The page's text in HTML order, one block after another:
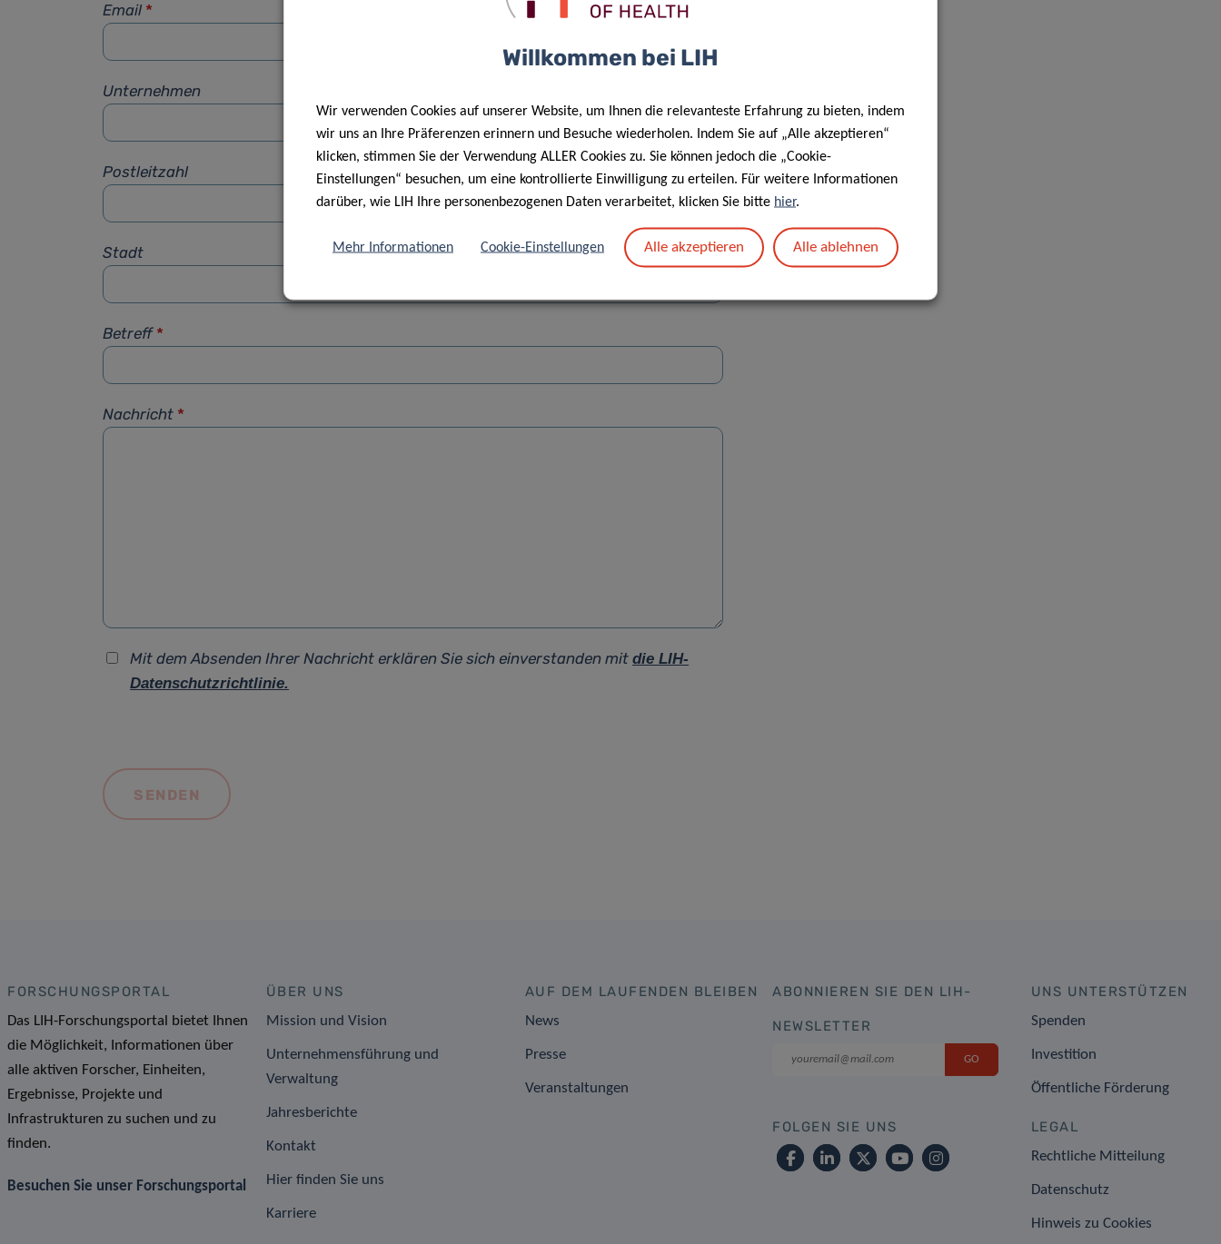
Email *
Unternehmen
Postleitzahl Straße
Stadt
Betreff *
Nachricht *
Mit dem Absenden Ihrer Nachricht erklären Sie sich einverstanden mitdie LIH-
Datenschutzrichtlinie.
FORSCHUNGSPORTAL
Das LIH-Forschungsportal bietet Ihnen
die Möglichkeit, Informationen über
alle aktiven Forscher, Einheiten,
Ergebnisse, Projekte und
Infrastrukturen zu suchen und zu
finden.
Besuchen Sie unser Forschungsportal
ÜBER UNS
Mission und Vision
Unternehmensführung und
Verwaltung
Jahresberichte
Kontakt
Hier finden Sie uns
Karriere
AUF DEM LAUFENDEN BLEIBEN
News
Presse
Veranstaltungen
ABONNIEREN SIE DEN LIH-
NEWSLETTER
FOLGEN SIE UNS
UNS UNTERSTÜTZEN
Spenden
Investition
Öffentliche Förderung
LEGAL
Rechtliche Mitteilung
Datenschutz
Hinweis zu Cookies
Willkommen bei LIH
Wir verwenden Cookies auf unserer Website, um Ihnen die relevanteste Erfahrung zu bieten, indem
wir uns an Ihre Präferenzen erinnern und Besuche wiederholen. Indem Sie auf „Alle akzeptieren“
klicken, stimmen Sie der Verwendung ALLER Cookies zu. Sie können jedoch die „Cookie-
Einstellungen“ besuchen, um eine kontrollierte Einwilligung zu erteilen. Für weitere Informationen
darüber, wie LIH Ihre personenbezogenen Daten verarbeitet, klicken Sie bitte hier.
Mehr Informationen Cookie-Einstellungen Alle akzeptieren Alle ablehnen